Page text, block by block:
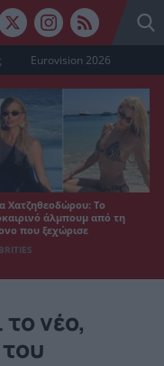
Eurovision 2026
Χατζηθεοδώρου: Το
άλμπουμ από τη
που ξεχώρισε
νέο,